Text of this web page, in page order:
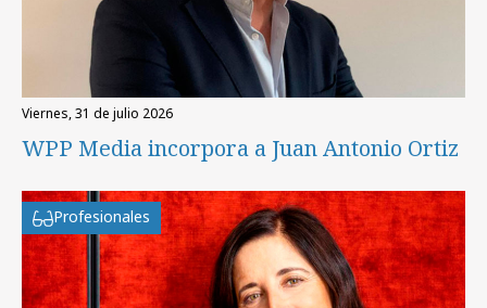
viernes, 31 de julio 2026
WPP Media incorpora a Juan Antonio Ortiz
Profesionales